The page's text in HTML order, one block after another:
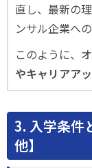
直し、最新の
ンサル企業へ
このように、
やキャリアア
3. 入学条件
他】